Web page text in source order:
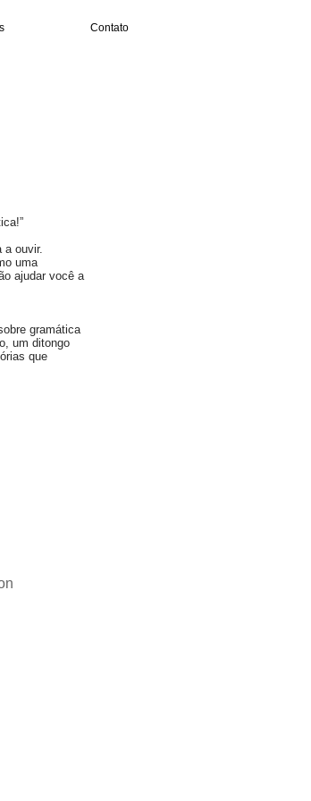
Contato
a ouvir.
uma
ajudar você a
gramática
um ditongo
que